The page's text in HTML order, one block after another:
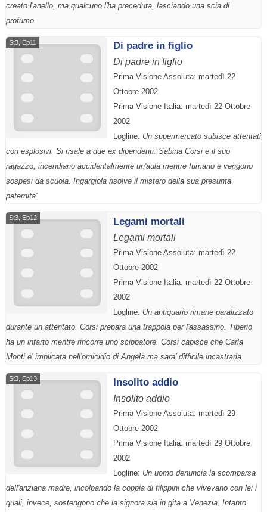
creato l'anello, ma qualcuno l'ha preceduta, lasciando una scia di
profumo.
St3, Ep11 Di padre in figlio
Di padre in figlio
Prima Visione Assoluta: martedì 22
Ottobre 2002
Prima Visione Italia: martedì 22 Ottobre
2002
Logline: Un supermercato subisce attentati
con esplosivi. Si risale a due ex dipendenti. Sabina Corsi e il suo
ragazzo, incendiano accidentalmente un'aula mentre fumano e vengono
sospesi da scuola. Ingargiola risolve il mistero della sua presunta
paternita'.
St3, Ep12 Legami mortali
Legami mortali
Prima Visione Assoluta: martedì 22
Ottobre 2002
Prima Visione Italia: martedì 22 Ottobre
2002
Logline: Un antiquario rimane paralizzato
durante un attentato. Corsi prepara una trappola per l'assassino. Tiberio
ha un infarto mentre rincorre uno scippatore. Corsi capisce che Carla
Monti e' implicata nell'omicidio di Angela ma sara' difficile incastrarla.
St3, Ep13 Insolito addio
Insolito addio
Prima Visione Assoluta: martedì 29
Ottobre 2002
Prima Visione Italia: martedì 29 Ottobre
2002
Logline: Un uomo denuncia la scomparsa
dell'anziana madre, incolpando la coppia di filippini che vivevano con lei i
quali, invece, sostengono che la signora sia in gita a Venezia. Intanto